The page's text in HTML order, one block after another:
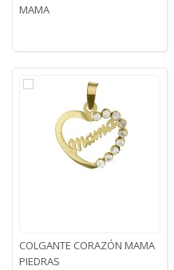
MAMA
COLGANTE CORAZÓN MAMA
PIEDRAS